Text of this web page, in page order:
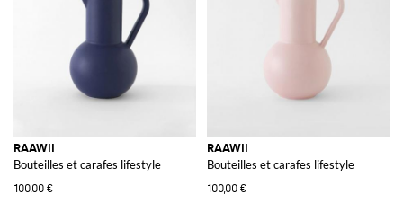
RAAWII
Bouteilles et carafes lifestyle
100,00 €
RAAWII
Bouteilles et carafes lifestyle
100,00 €